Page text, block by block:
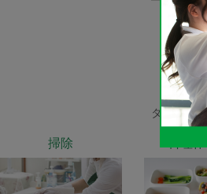
タスカジ
掃除 料理